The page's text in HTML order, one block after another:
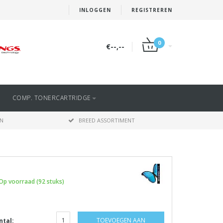
INLOGGEN REGISTREREN
€--,-- 0
COMP. TONERCARTRIDGE
BREED ASSORTIMENT
voorraad (92 stuks)
TOEVOEGEN AAN